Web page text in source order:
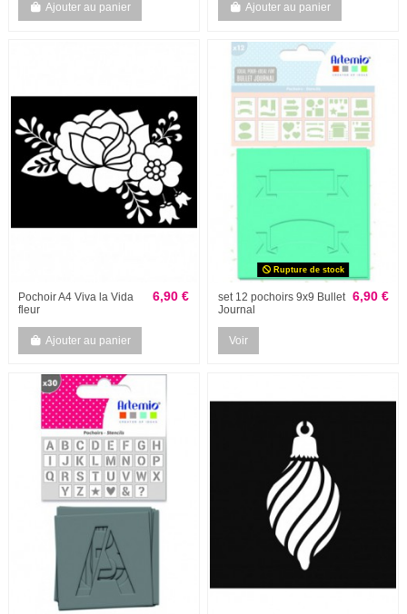
Ajouter au panier Ajouter au panier
Pochoir A4 Viva la Vida
fleur
6,90 €
Ajouter au panier
Rupture de stock
set 12 pochoirs 9x9 Bullet
Journal
6,90 €
Voir